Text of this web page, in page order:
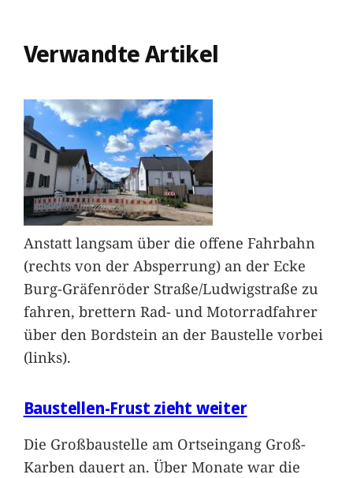
Verwandte Artikel
Anstatt langsam über die offene Fahrbahn
(rechts von der Absperrung) an der Ecke
Burg-Gräfenröder Straße/Ludwigstraße zu
fahren, brettern Rad- und Motorradfahrer
über den Bordstein an der Baustelle vorbei
(links).
Baustellen-Frust zieht weiter
Die Großbaustelle am Ortseingang Groß-
Karben dauert an. Über Monate war die